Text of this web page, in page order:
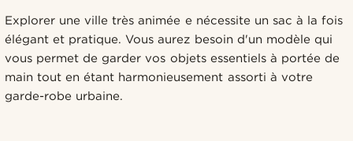
Explorer une ville très animée e nécessite un sac à la fois
élégant et pratique. Vous aurez besoin d'un modèle qui
vous permet de garder vos objets essentiels à portée de
main tout en étant harmonieusement assorti à votre
garde-robe urbaine.